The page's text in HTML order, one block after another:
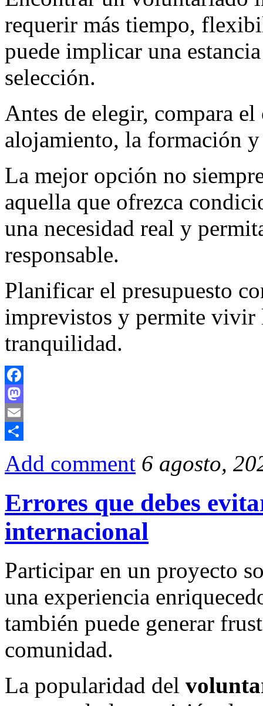
requerir más tiempo,
puede implicar una
selección.
Antes de elegir, compara
alojamiento, la formación
La mejor opción no
aquella que ofrezca
una necesidad real y
responsable.
Planificar el presupuesto
imprevistos y permite vivir
tranquilidad.
Facebook
Mastodon
Email
Add comment 6 agosto,
Errores que debes
internacional
Participar en un proyecto
una experiencia
también puede generar
comunidad.
La popularidad del